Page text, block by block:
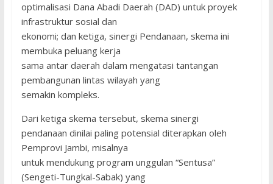
optimalisasi Dana Abadi Daerah (DAD) untuk proyek
infrastruktur sosial dan
ekonomi; dan ketiga, sinergi Pendanaan, skema ini
membuka peluang kerja
sama antar daerah dalam mengatasi tantangan
pembangunan lintas wilayah yang
semakin kompleks.
Dari ketiga skema tersebut, skema sinergi
pendanaan dinilai paling potensial diterapkan oleh
Pemprovi Jambi, misalnya
untuk mendukung program unggulan “Sentusa”
(Sengeti-Tungkal-Sabak) yang